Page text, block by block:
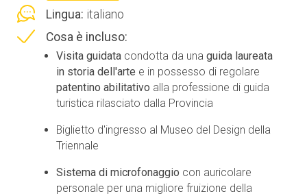
Lingua: italiano
Cosa è incluso:
Visita guidata condotta da una guida laureata
in storia dell'arte e in possesso di regolare
patentino abilitativo alla professione di guida
turistica rilasciato dalla Provincia
Biglietto d'ingresso al Museo del Design della
Triennale
Sistema di microfonaggio con auricolare
personale per una migliore fruizione della